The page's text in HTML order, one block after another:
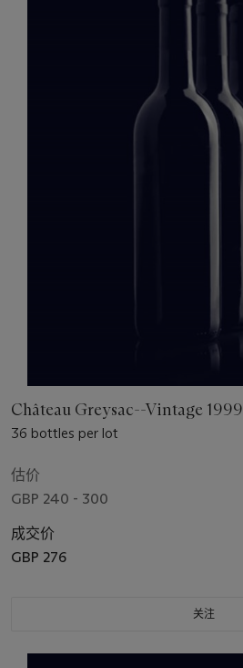
Château Greysac--Vintage 1999
36 bottles per lot
估价
GBP 240 - 300
成交价
GBP 276
关注